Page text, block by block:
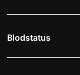
Blodstatus